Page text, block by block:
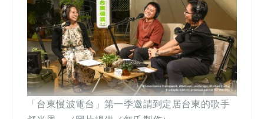
「台東慢波電台」第一季邀請到定居台東的歌手